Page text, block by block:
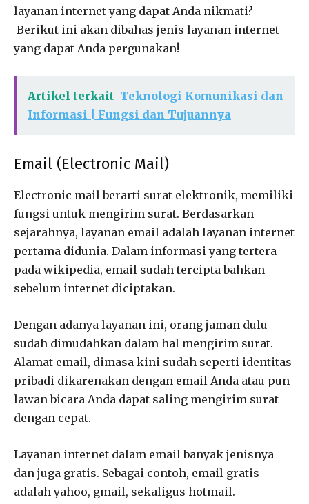
layanan internet yang dapat Anda nikmati?
Berikut ini akan dibahas jenis layanan internet
yang dapat Anda pergunakan!
Artikel terkait Teknologi Komunikasi dan
Informasi | Fungsi dan Tujuannya
Email (Electronic Mail)
Electronic mail berarti surat elektronik, memiliki
fungsi untuk mengirim surat. Berdasarkan
sejarahnya, layanan email adalah layanan internet
pertama didunia. Dalam informasi yang tertera
pada wikipedia, email sudah tercipta bahkan
sebelum internet diciptakan.
Dengan adanya layanan ini, orang jaman dulu
sudah dimudahkan dalam hal mengirim surat.
Alamat email, dimasa kini sudah seperti identitas
pribadi dikarenakan dengan email Anda atau pun
lawan bicara Anda dapat saling mengirim surat
dengan cepat.
Layanan internet dalam email banyak jenisnya
dan juga gratis. Sebagai contoh, email gratis
adalah yahoo, gmail, sekaligus hotmail.